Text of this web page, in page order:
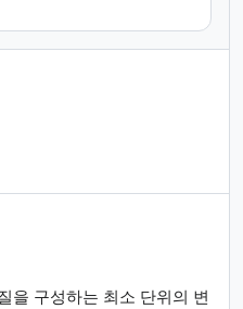
을 구성하는 최소 단위의 변